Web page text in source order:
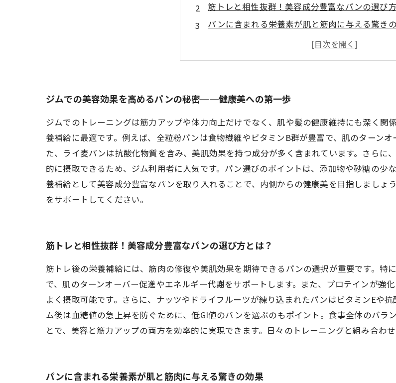
筋トレと相性抜群！美容成分豊富なパンの選び
パンに含まれる栄養素が肌と筋肉に与える驚き
ジム利用者必見！美容と健康を両立するパン活用
続けるほど美しく！パンを取り入れた新しいト
ジムでのトレーニング効果を最大化するためのパ
ジムでの美容効果を高めるパンの秘密──健康美への第一歩
ジムでのトレーニングは筋力アップや体力向上だけでなく、肌や髪の健康維持にも深く関
養補給に最適です。例えば、全粒粉パンは食物繊維やビタミンB群が豊富で、肌のターン
た、ライ麦パンは抗酸化物質を含み、美肌効果を持つ成分が多く含まれています。さらに
的に摂取できるため、ジム利用者に人気です。パン選びのポイントは、添加物や砂糖の少
養補給として美容成分豊富なパンを取り入れることで、内側からの健康美を目指しましょ
をサポートしてください。
筋トレと相性抜群！美容成分豊富なパンの選び方とは？
筋トレ後の栄養補給には、筋肉の修復や美肌効果を期待できるパンの選択が重要です。特
で、肌のターンオーバー促進やエネルギー代謝をサポートします。また、プロテインが強
よく摂取可能です。さらに、ナッツやドライフルーツが練り込まれたパンはビタミンEや
ム後は血糖値の急上昇を防ぐために、低GI値のパンを選ぶのもポイント。食事全体のバラ
とで、美容と筋力アップの両方を効率的に実現できます。日々のトレーニングと組み合わ
パンに含まれる栄養素が肌と筋肉に与える驚きの効果